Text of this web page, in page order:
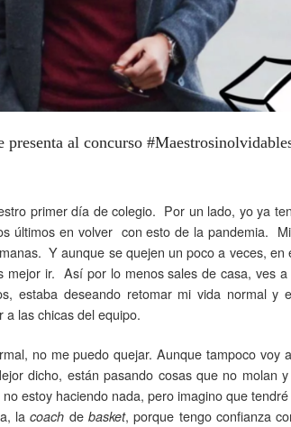
presenta al concurso
primer día de colegio. Por un lado, yo ya
últimos en volver con esto de la pandemia.
Y aunque se quejen un poco a veces, en
mejor ir. Así por lo menos sales de casa, ves
estaba deseando retomar mi vida normal y
a las chicas del equipo.
no me puedo quejar. Aunque tampoco voy
dicho, están pasando cosas que no molan
estoy haciendo nada, pero imagino que
lacoach de basket, porque tengo confianza